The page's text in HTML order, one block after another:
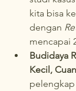
kita bisa
dengan
mencapai
Budidaya
Kecil,
pelengkap